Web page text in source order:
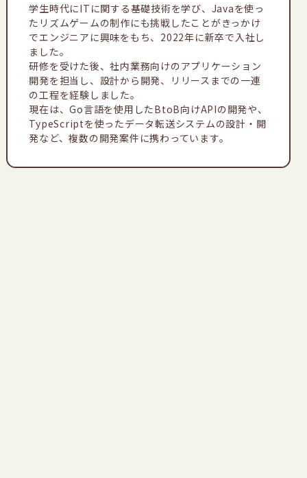
学生時代にITに関する基礎技術を学び、Javaを使っ
たリズムゲームの制作にも挑戦したことがきっかけ
でエンジニアに興味をもち、2022年に新卒で入社し
ました。
研修を受けた後、社内業務向けのアプリケーション
開発を担当し、設計から開発、リリースまでの一連
の工程を経験しました。
現在は、Go言語を使用したBtoB向けAPIの開発や、
TypeScriptを使ったデータ転送システムの設計・開
発など、複数の開発案件に携わっています。